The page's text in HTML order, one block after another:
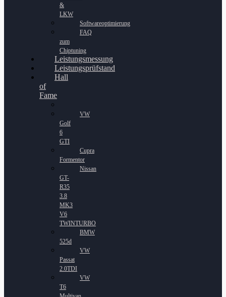
&
LKW
Softwareoptimierung
FAQ
zum
Chiptuning
Leistungsmessung
Leistungsprüfstand
Hall
of
Fame
VW
Golf
6
GTI
Cupra
Formentor
Nissan
GT-
R35
3.8
MK3
V6
TWINTURBO
BMW
525d
VW
Passat
2.0TDI
VW
T6